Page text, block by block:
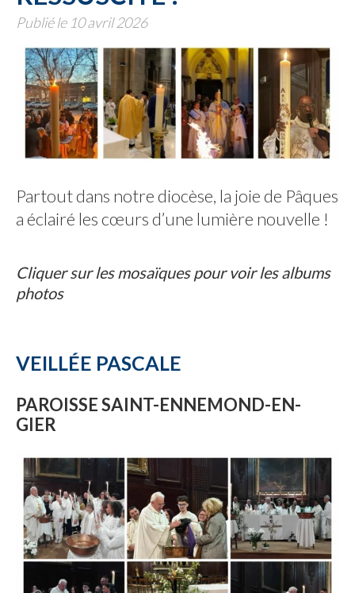
Publié le 10 avril 2026
Partout dans notre diocèse, la joie de Pâques
a éclairé les cœurs d’une lumière nouvelle !
Cliquer sur les mosaïques pour voir les albums
photos
VEILLÉE PASCALE
PAROISSE SAINT-ENNEMOND-EN-
GIER